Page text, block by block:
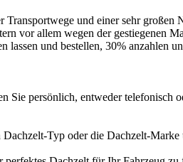
und einer sehr großen
vor allem wegen der gestiegenen
lassen und bestellen, 30% anzahlen
Sie persönlich, entweder
Dachzelt-Typ oder die Dachzelt-